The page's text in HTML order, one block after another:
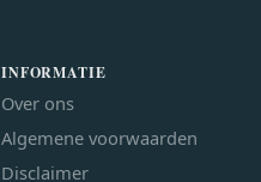
INFORMATIE
Over ons
Algemene voorwaarden
Disclaimer